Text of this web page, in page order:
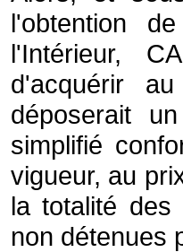
l'obtention
l'Intérieur,
d'acquérir
déposerait
simplifié
vigueur, au
la totalité des
non détenues